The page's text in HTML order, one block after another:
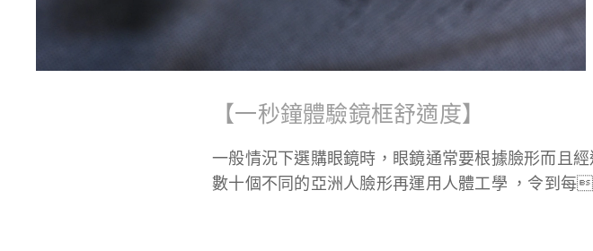
【一秒鐘體驗鏡框舒適度】
一般情況下選購眼鏡時，眼鏡通常要根據臉形而且
數十個不同的亞洲人臉形再運用人體工學 ，令到每